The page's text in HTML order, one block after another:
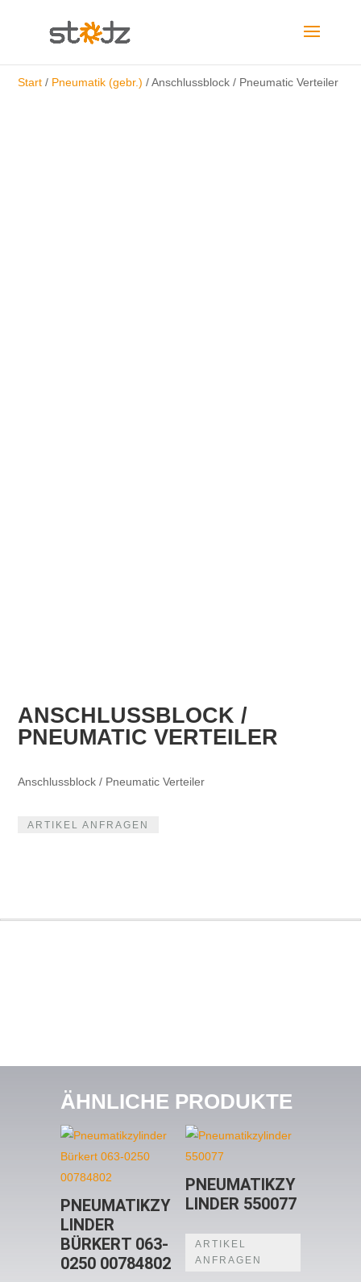
Start / Pneumatik (gebr.) / Anschlussblock / Pneumatic Verteiler
ANSCHLUSSBLOCK /
PNEUMATIC VERTEILER
Anschlussblock / Pneumatic Verteiler
ARTIKEL ANFRAGEN
ÄHNLICHE PRODUKTE
PNEUMATIKZY
LINDER
BÜRKERT 063-
0250 00784802
PNEUMATIKZY
LINDER 550077
ARTIKEL
ANFRAGEN